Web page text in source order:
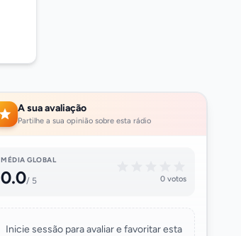
A sua avaliação
Partilhe a sua opinião sobre esta rádio
MÉDIA GLOBAL
0.0/ 5 0 votos
Inicie sessão para avaliar e favoritar esta